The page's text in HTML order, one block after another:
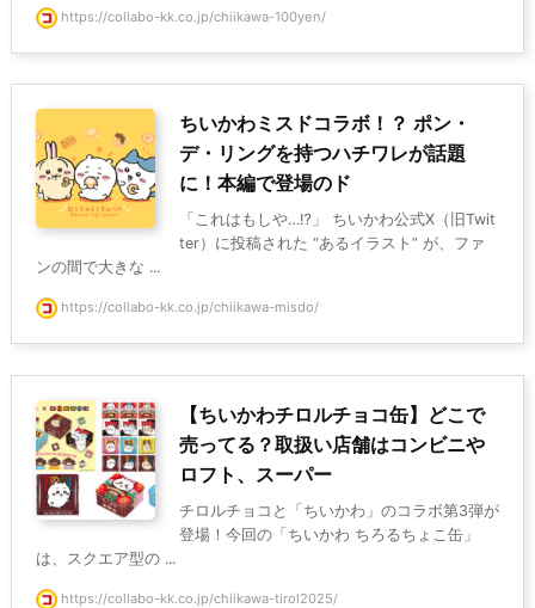
https://collabo-kk.co.jp/chiikawa-100yen/
ちいかわミスドコラボ！？ ポン・
デ・リングを持つハチワレが話題
に！本編で登場のド
「これはもしや…⁉」 ちいかわ公式X（旧Twit
ter）に投稿された “あるイラスト” が、ファ
ンの間で大きな ...
https://collabo-kk.co.jp/chiikawa-misdo/
【ちいかわチロルチョコ缶】どこで
売ってる？取扱い店舗はコンビニや
ロフト、スーパー
チロルチョコと「ちいかわ」のコラボ第3弾が
登場！今回の「ちいかわ ちろるちょこ缶」
は、スクエア型の ...
https://collabo-kk.co.jp/chiikawa-tirol2025/